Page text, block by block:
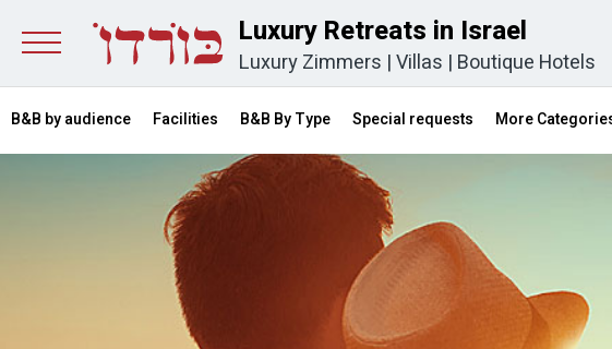
Luxury Retreats in Israel
Luxury Zimmers |Villas | Boutique Hotels
B&B by audience Facilities B&B By Type Special requests More